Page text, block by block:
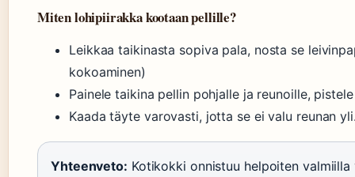
Miten lohipiirakka kootaan pellille?
Leikkaa taikinasta sopiva pala, nosta se
kokoaminen)
Painele taikina pellin pohjalle ja reunoille,
Kaada täyte varovasti, jotta se ei valu reunan
Yhteenveto: Kotikokki onnistuu helpoiten